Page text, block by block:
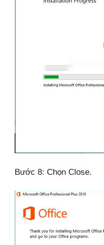
Bước 8: Chọn Close.